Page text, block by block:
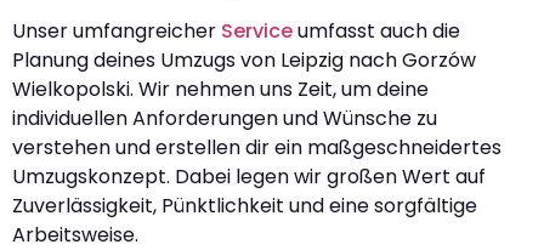
Unser umfangreicher Serviceumfasst auch die
Planung deines Umzugs von Leipzig nach Gorzów
Wielkopolski. Wir nehmen uns Zeit, um deine
individuellen Anforderungen und Wünsche zu
verstehen und erstellen dir ein maßgeschneidertes
Umzugskonzept. Dabei legen wir großen Wert auf
Zuverlässigkeit, Pünktlichkeit und eine sorgfältige
Arbeitsweise.